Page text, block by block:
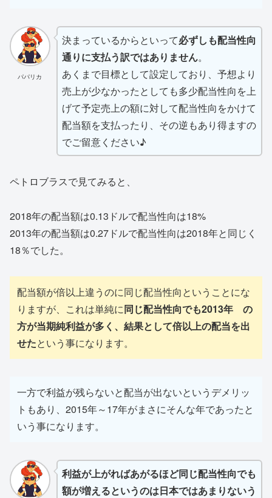
パパリカ
決まっているからといって必ずしも配当性向
通りに支払う訳ではありません。
あくまで目標として設定しており、予想より
売上が少なかったとしても多少配当性向を上
げて予定売上の額に対して配当性向をかけて
配当額を支払ったり、その逆もあり得ますの
でご留意ください♪
ペトロブラスで見てみると、
2018年の配当額は0.13ドルで配当性向は18%
2013年の配当額は0.27ドルで配当性向は2018年と同じく
18％でした。
配当額が倍以上違うのに同じ配当性向ということにな
りますが、これは単純に同じ配当性向でも2013年 の
方が当期純利益が多く、結果として倍以上の配当を出
せたという事になります。
一方で利益が残らないと配当が出ないというデメリッ
トもあり、2015年～17年がまさにそんな年であったと
いう事になります。
利益が上がればあがるほど同じ配当性向でも
額が増えるというのは日本ではあまりないう